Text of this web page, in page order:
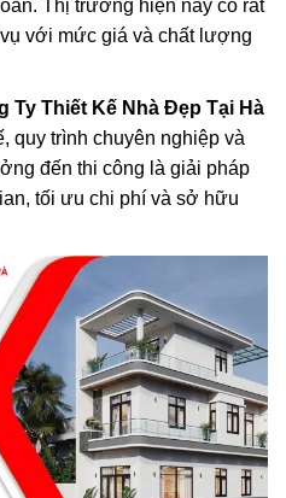
Thị trường hiện nay có rất
với mức giá và chất lượng
Ty Thiết Kế Nhà Đẹp Tại Hà
quy trình chuyên nghiệp và
đến thi công là giải pháp
tối ưu chi phí và sở hữu